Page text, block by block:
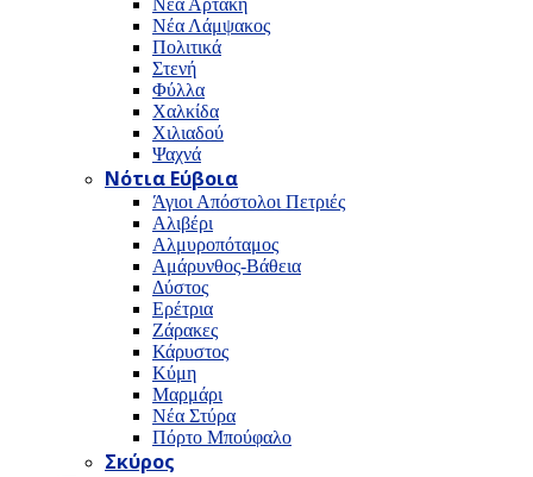
Νέα Αρτάκη
Νέα Λάμψακος
Πολιτικά
Στενή
Φύλλα
Χαλκίδα
Χιλιαδού
Ψαχνά
Νότια Εύβοια
Άγιοι Απόστολοι Πετριές
Αλιβέρι
Αλμυροπόταμος
Αμάρυνθος-Βάθεια
Δύστος
Ερέτρια
Ζάρακες
Κάρυστος
Κύμη
Μαρμάρι
Νέα Στύρα
Πόρτο Μπούφαλο
Σκύρος